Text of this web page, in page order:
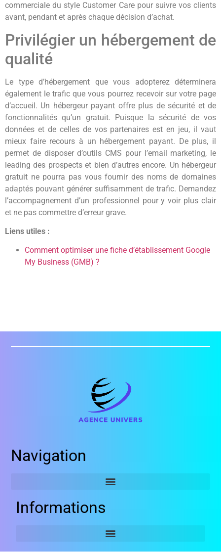
commerciale du style Customer Care pour suivre vos clients
avant, pendant et après chaque décision d’achat.
Privilégier un hébergement de
qualité
Le type d’hébergement que vous adopterez déterminera
également le trafic que vous pourrez recevoir sur votre page
d’accueil. Un hébergeur payant offre plus de sécurité et de
fonctionnalités qu’un gratuit. Puisque la sécurité de vos
données et de celles de vos partenaires est en jeu, il vaut
mieux faire recours à un hébergement payant. De plus, il
permet de disposer d’outils CMS pour l’email marketing, le
leading des prospects et bien d’autres encore. Un hébergeur
gratuit ne pourra pas vous fournir des noms de domaines
adaptés pouvant générer suffisamment de trafic. Demandez
l’accompagnement d’un professionnel pour y voir plus clair
et ne pas commettre d’erreur grave.
Liens utiles :
Comment optimiser une fiche d’établissement Google
My Business (GMB) ?
Navigation
Informations